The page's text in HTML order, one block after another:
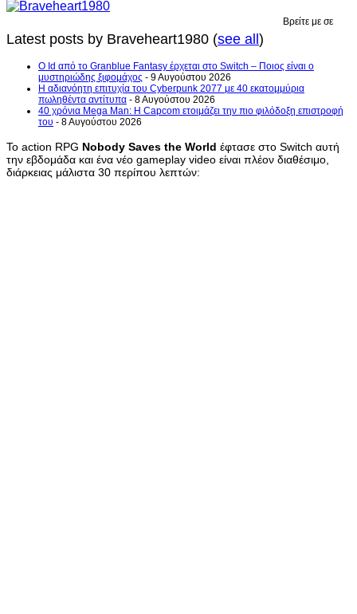
Βρείτε με σε
Latest posts by Braveheart1980 (see all)
Ο Id από το Granblue Fantasy έρχεται στο Switch – Ποιος είναι ο
μυστηριώδης ξιφομάχος - 9 Αυγούστου 2026
H αδιανόητη επιτυχία του Cyberpunk 2077 με 40 εκατομμύρια
πωληθέντα αντίτυπα - 8 Αυγούστου 2026
40 χρόνια Mega Man: Η Capcom ετοιμάζει την πιο φιλόδοξη επιστροφή
του - 8 Αυγούστου 2026
Το action RPG Nobody Saves the World έφτασε στο Switch αυτή
την εβδομάδα και ένα νέο gameplay video είναι πλέον διαθέσιμο,
διάρκειας μάλιστα 30 περίπου λεπτών: